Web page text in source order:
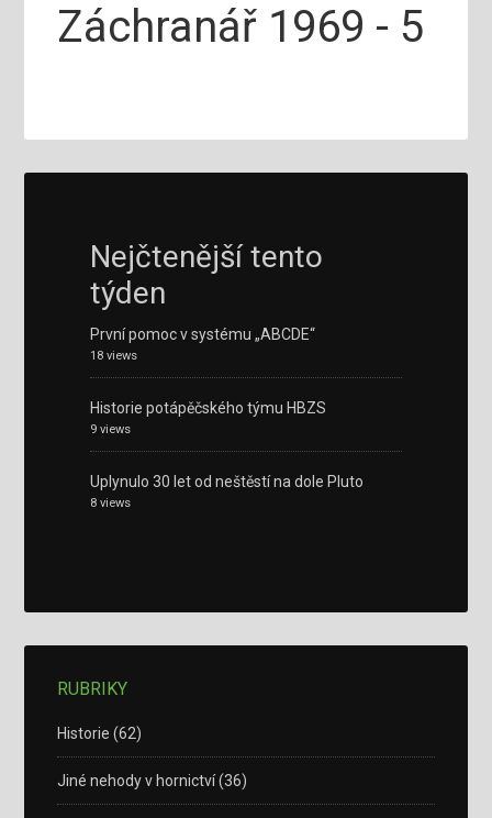
Záchranář 1969 - 5
Nejčtenější tento
týden
První pomoc v systému „ABCDE“
18 views
Historie potápěčského týmu HBZS
9 views
Uplynulo 30 let od neštěstí na dole Pluto
8 views
RUBRIKY
Historie (62)
Jiné nehody v hornictví(36)